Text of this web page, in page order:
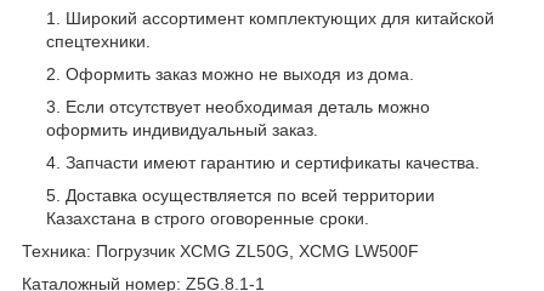
Широкий ассортимент комплектующих для китайской
спецтехники.
Оформить заказ можно не выходя из дома.
Если отсутствует необходимая деталь можно
оформить индивидуальный заказ.
Запчасти имеют гарантию и сертификаты качества.
Доставка осуществляется по всей территории
Казахстана в строго оговоренные сроки.
Техника: Погрузчик XCMG ZL50G, XCMG LW500F
Каталожный номер: Z5G.8.1-1